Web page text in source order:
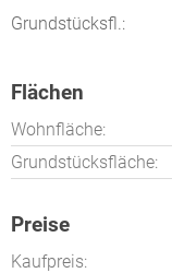
Grundstücksfl.:
Flächen
Wohnfläche:
Grundstücksfläche:
Preise
Kaufpreis: